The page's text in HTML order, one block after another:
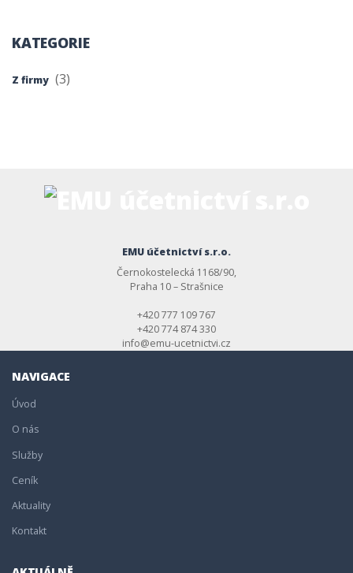
KATEGORIE
Z firmy (3)
EMU účetnictví s.r.o.
Černokostelecká 1168/90,
Praha 10 – Strašnice
+420 777 109 767
+420 774 874 330
info@emu-ucetnictvi.cz
NAVIGACE
Úvod
O nás
Služby
Ceník
Aktuality
Kontakt